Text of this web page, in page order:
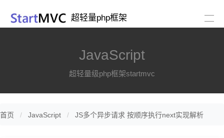
超轻量php框架
JavaScript
超轻量级php框架startmvc
首页 JavaScript JS多个异步请求 按顺序执行next实现解析